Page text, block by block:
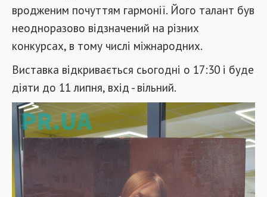
вродженим почуттям гармонії. Його талант був
неодноразово відзначений на різних
конкурсах, в тому числі міжнародних.
Виставка відкривається сьогодні о 17:30 і буде
діяти до 11 липня, вхід - вільний.